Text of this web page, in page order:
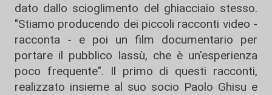
dato dallo scioglimento del ghiacciaio stesso.
"Stiamo producendo dei piccoli racconti video -
racconta - e poi un film documentario per
portare il pubblico lassù, che è un'esperienza
poco frequente". Il primo di questi racconti,
realizzato insieme al suo socio Paolo Ghisu e